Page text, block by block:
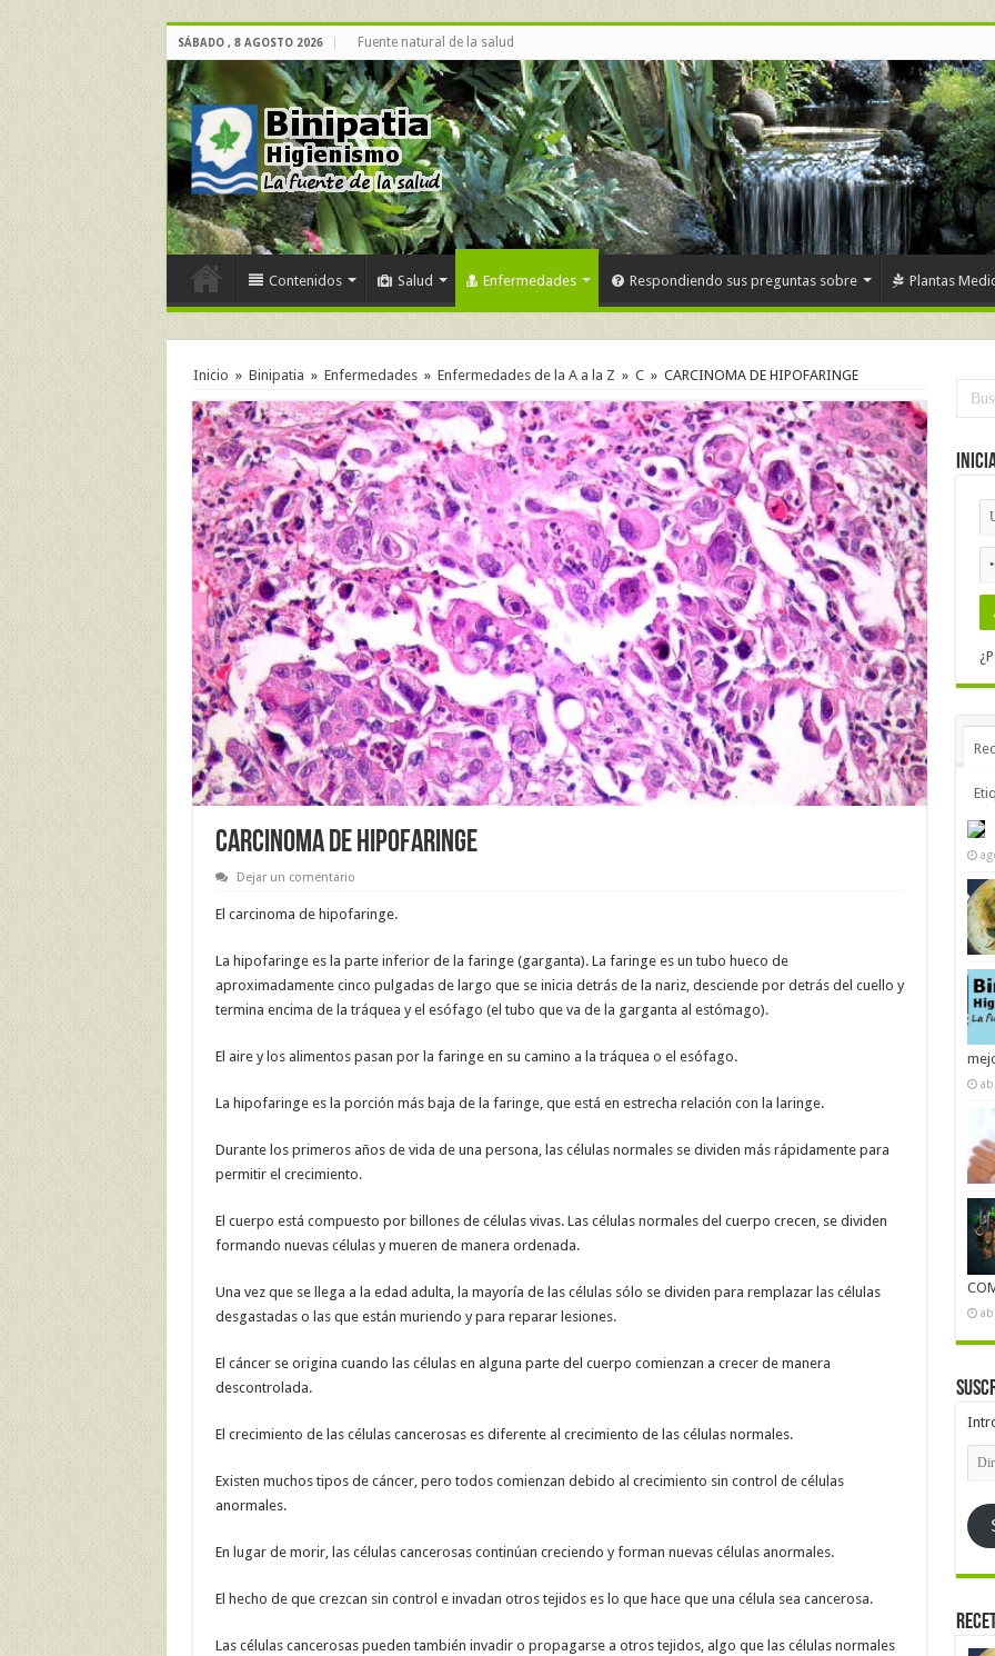
SÁBADO , 8 AGOSTO 2026 Fuente natural de la salud
Contenidos Salud Enfermedades Respondiendo sus preguntas sobre Plantas
Inicio » Binipatia » Enfermedades » Enfermedades de la A a la Z » C » CARCINOMA DE HIPOFARINGE
CARCINOMA DE HIPOFARINGE
Dejar un comentario
El carcinoma de hipofaringe.
La hipofaringe es la parte inferior de la faringe (garganta). La faringe es un tubo hueco de
aproximadamente cinco pulgadas de largo que se inicia detrás de la nariz, desciende por detrás del cuello y
termina encima de la tráquea y el esófago (el tubo que va de la garganta al estómago).
El aire y los alimentos pasan por la faringe en su camino a la tráquea o el esófago.
La hipofaringe es la porción más baja de la faringe, que está en estrecha relación con la laringe.
Durante los primeros años de vida de una persona, las células normales se dividen más rápidamente para
permitir el crecimiento.
El cuerpo está compuesto por billones de células vivas. Las células normales del cuerpo crecen, se dividen
formando nuevas células y mueren de manera ordenada.
Una vez que se llega a la edad adulta, la mayoría de las células sólo se dividen para remplazar las células
desgastadas o las que están muriendo y para reparar lesiones.
El cáncer se origina cuando las células en alguna parte del cuerpo comienzan a crecer de manera
descontrolada.
El crecimiento de las células cancerosas es diferente al crecimiento de las células normales.
Existen muchos tipos de cáncer, pero todos comienzan debido al crecimiento sin control de células
anormales.
En lugar de morir, las células cancerosas continúan creciendo y forman nuevas células anormales.
El hecho de que crezcan sin control e invadan otros tejidos es lo que hace que una célula sea cancerosa.
Las células cancerosas pueden también invadir o propagarse a otros tejidos, algo que las células normales
de